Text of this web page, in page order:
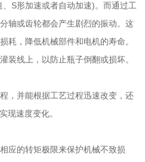
S形加速或者自动加速)。而通过工
轴或齿轮都会产生剧烈的振动。这
耗，降低机械部件和电机的寿命。
装线上，以防止瓶子倒翻或损坏。
并能根据工艺过程迅速改变，还
现速度变化。
的转矩极限来保护机械不致损